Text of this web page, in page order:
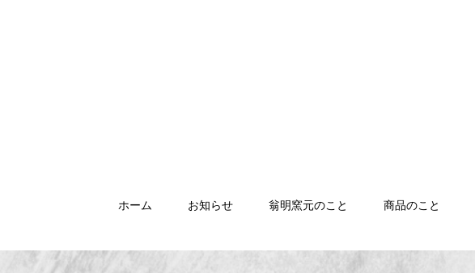
ホーム お知らせ 翁明窯元のこと 商品のこと